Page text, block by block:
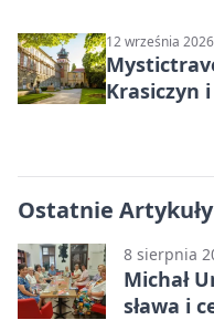
12 września
Krasiczyn
Ostatnie Artykuły
8 sierpnia
Michał
sława i